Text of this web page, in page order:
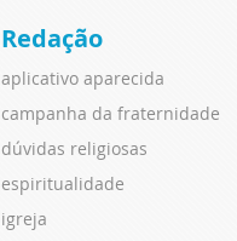
Redação
aplicativo aparecida
campanha da fraternidade
dúvidas religiosas
espiritualidade
igreja